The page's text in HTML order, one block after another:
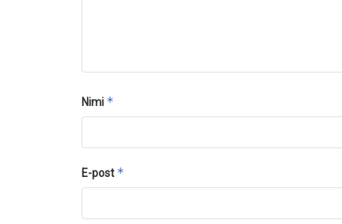
Nimi *
E-post *